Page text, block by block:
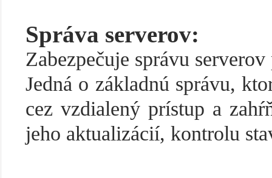
Správa serverov:
Zabezpečuje správu
Jedná o základnú správu,
cez vzdialený prístup a
jeho aktualizácií, kontrolu